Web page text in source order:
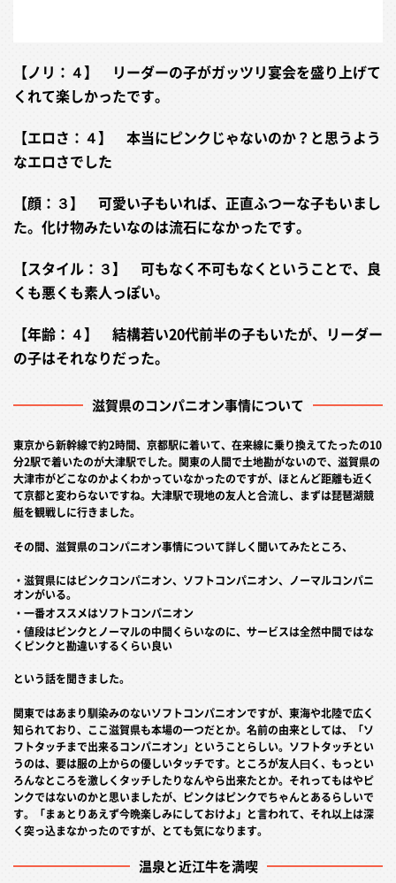
【ノリ：４】 リーダーの子がガッツリ宴会を盛り上げて
くれて楽しかったです。
【エロさ：４】 本当にピンクじゃないのか？と思うよう
なエロさでした
【顔：３】 可愛い子もいれば、正直ふつーな子もいまし
た。化け物みたいなのは流石になかったです。
【スタイル：３】 可もなく不可もなくということで、良
くも悪くも素人っぽい。
【年齢：４】 結構若い20代前半の子もいたが、リーダー
の子はそれなりだった。
滋賀県のコンパニオン事情について
東京から新幹線で約2時間、京都駅に着いて、在来線に乗り換えてたったの10
分2駅で着いたのが大津駅でした。関東の人間で土地勘がないので、滋賀県の
大津市がどこなのかよくわかっていなかったのですが、ほとんど距離も近く
て京都と変わらないですね。大津駅で現地の友人と合流し、まずは琵琶湖競
艇を観戦しに行きました。
その間、滋賀県のコンパニオン事情について詳しく聞いてみたところ、
・滋賀県にはピンクコンパニオン、ソフトコンパニオン、ノーマルコンパニ
オンがいる。
・一番オススメはソフトコンパニオン
・値段はピンクとノーマルの中間くらいなのに、サービスは全然中間ではな
くピンクと勘違いするくらい良い
という話を聞きました。
関東ではあまり馴染みのないソフトコンパニオンですが、東海や北陸で広く
知られており、ここ滋賀県も本場の一つだとか。名前の由来としては、「ソ
フトタッチまで出来るコンパニオン」ということらしい。ソフトタッチとい
うのは、要は服の上からの優しいタッチです。ところが友人曰く、もっとい
ろんなところを激しくタッチしたりなんやら出来たとか。それってもはやピ
ンクではないのかと思いましたが、ピンクはピンクでちゃんとあるらしいで
す。「まぁとりあえず今晩楽しみにしておけよ」と言われて、それ以上は深
く突っ込まなかったのですが、とても気になります。
温泉と近江牛を満喫